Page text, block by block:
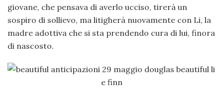
giovane, che pensava di averlo ucciso, tirerà un
sospiro di sollievo, ma litigherà nuovamente con Li, la
madre adottiva che si sta prendendo cura di lui, finora
di nascosto.